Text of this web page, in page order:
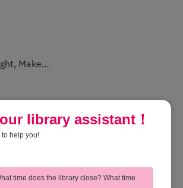
Make…
| ความคิดเห็นของผู้ใช้
ร
library assistant！
to help you!
time does the library close? What time